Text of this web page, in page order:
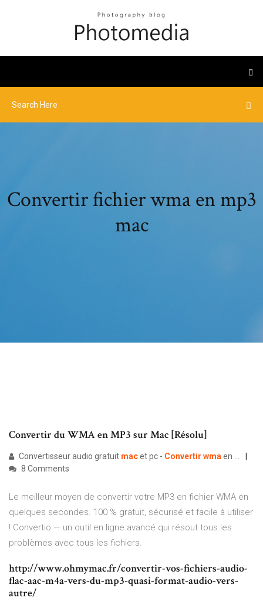
Convertir fichier wma en mp3
mac
Convertir du WMA en MP3 sur Mac [Résolu]
Convertisseur audio gratuit macet pc - Convertir wmaen ...
8 Comments
Le meilleur moyen de convertir votre MP3 en fichier WMA en
quelques secondes. 100 % gratuit, sécurisé et facile à utiliser
! Convertio — un outil en ligne avancé qui résout tous les
problèmes avec tous les fichiers.
http://www.ohmymac.fr/convertir-vos-fichiers-audio-
flac-aac-m4a-vers-du-mp3-quasi-format-audio-vers-
autre/